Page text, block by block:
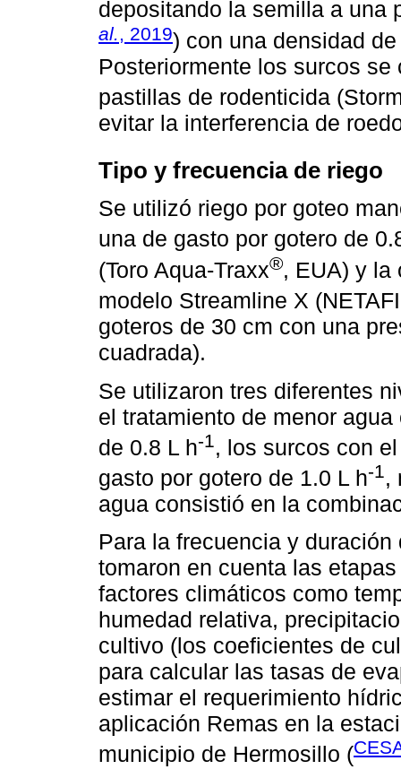
depositando la semilla a una
al. , 2019) con una densidad
Posteriormente los surcos
pastillas de rodenticida
evitar la interferencia de
Tipo y frecuencia de riego
Se utilizó riego por goteo
una de gasto por gotero de
(Toro Aqua-Traxx®, EUA) y la
modelo Streamline X
goteros de 30 cm con una
cuadrada).
Se utilizaron tres diferentes
el tratamiento de menor
de 0.8 L h-1, los surcos con
gasto por gotero de 1.0 L h-1,
agua consistió en la
Para la frecuencia y
tomaron en cuenta las
factores climáticos como
humedad relativa,
cultivo (los coeficientes de
para calcular las tasas de
estimar el requerimiento
aplicación Remas en la
municipio de Hermosillo (